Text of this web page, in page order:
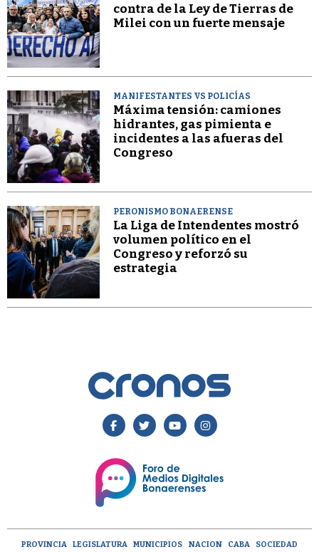
contra de la Ley de Tierras de
Milei con un fuerte mensaje
MANIFESTANTES VS POLICÍAS
Máxima tensión: camiones
hidrantes, gas pimienta e
incidentes a las afueras del
Congreso
PERONISMO BONAERENSE
La Liga de Intendentes mostró
volumen político en el
Congreso y reforzó su
estrategia
PROVINCIA LEGISLATURA MUNICIPIOS NACION CABA SOCIEDAD